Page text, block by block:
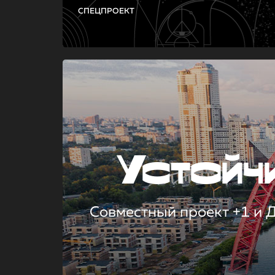
СПЕЦПРОЕКТ
Совместный проект +1 и